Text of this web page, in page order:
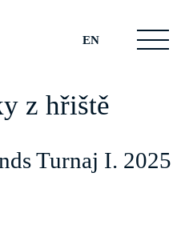
EN
z hřiště
Turnaj I. 2025